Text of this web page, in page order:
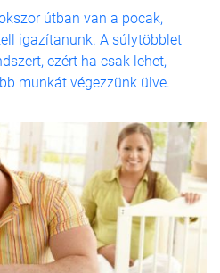
útban van a pocak,
igazítanunk. A súlytöbblet
ezért ha csak lehet,
munkát végezzünk ülve.